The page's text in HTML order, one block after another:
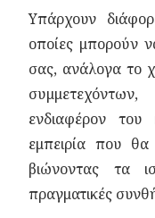
Υπάρχουν
οποίες μπορούν
σας, ανάλογα το
ενδιαφέρον
εμπειρία που
βιώνοντας τα
πραγματικές